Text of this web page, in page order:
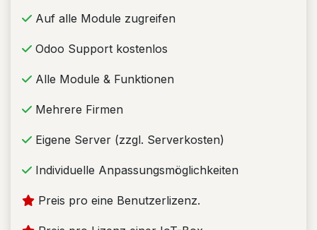
Auf alle Module zugreifen
Odoo Support kostenlos
Alle Module & Funktionen
Mehrere Firmen
Eigene Server (zzgl. Serverkosten)
Individuelle Anpassungsmöglichkeiten
Preis pro eine Benutzerlizenz.